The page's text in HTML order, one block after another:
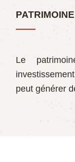
Le
peut générer